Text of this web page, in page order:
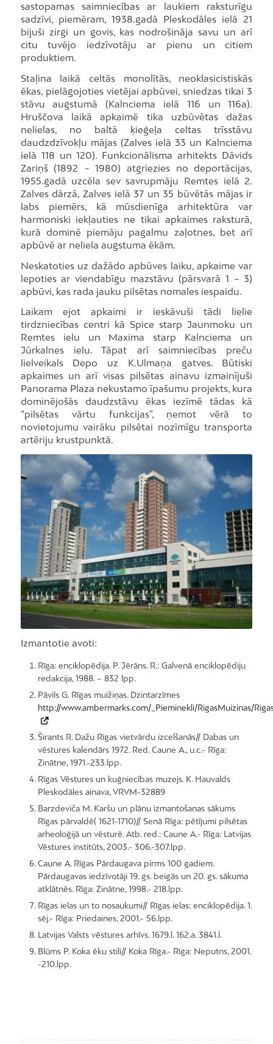
sastopamas saimniecības ar laukiem raksturīgu
sadzīvi, piemēram, 1938.gadā Pleskodāles ielā 21
bijuši zirgi un govis, kas nodrošināja savu un arī
citu tuvējo iedzīvotāju ar pienu un citiem
produktiem.
Staļina laikā celtās monolītās, neoklasicistiskās
ēkas, pielāgojoties vietējai apbūvei, sniedzas tikai 3
stāvu augstumā (Kalnciema ielā 116 un 116a).
Hruščova laikā apkaimē tika uzbūvētas dažas
nelielas, no baltā ķieģeļa celtas trīsstāvu
daudzdzīvokļu mājas (Zalves ielā 33 un Kalnciema
ielā 118 un 120). Funkcionālisma arhitekts Dāvids
Zariņš (1892 − 1980) atgriezies no deportācijas,
1955.gadā uzcēla sev savrupmāju Remtes ielā 2.
Zalves dārzā, Zalves ielā 37 un 35 būvētās mājas ir
labs piemērs, kā mūsdienīga arhitektūra var
harmoniski iekļauties ne tikai apkaimes raksturā,
kurā dominē piemāju pagalmu zaļotnes, bet arī
apbūvē ar neliela augstuma ēkām.
Neskatoties uz dažādo apbūves laiku, apkaime var
lepoties ar viendabīgu mazstāvu (pārsvarā 1 − 3)
apbūvi, kas rada jauku pilsētas nomales iespaidu.
Laikam ejot apkaimi ir ieskāvuši tādi lielie
tirdzniecības centri kā Spice starp Jaunmoku un
Remtes ielu un Maxima starp Kalnciema un
Jūrkalnes ielu. Tāpat arī saimniecības preču
lielveikals Depo uz K.Ulmaņa gatves. Būtiski
apkaimes un arī visas pilsētas ainavu izmainījuši
Panorama Plaza nekustamo īpašumu projekts, kura
dominējošās daudzstāvu ēkas iezīmē tādas kā
“pilsētas vārtu funkcijas”, ņemot vērā to
novietojumu vairāku pilsētai nozīmīgu transporta
artēriju krustpunktā.
Foto: City Real Estate
Izmantotie avoti:
Rīga: enciklopēdija. P. Jērāns. R.: Galvenā enciklopēdiju
redakcija, 1988. – 832 lpp.
Pāvils G. Rīgas muižiņas. Dzintarzīmes
http://www.ambermarks.com/_Pieminekli/RigasMuizinas/
Širants R. Dažu Rīgas vietvārdu izcelšanās// Dabas un
vēstures kalendārs 1972. Red. Caune A., u.c.- Rīga:
Zinātne, 1971.-233.lpp.
Rīgas Vēstures un kuģniecības muzejs. K. Hauvalds
Pleskodāles ainava, VRVM-32889
Barzdeviča M. Karšu un plānu izmantošanas sākums
Rīgas pārvaldē( 1621-1710)// Senā Rīga: pētījumi pilsētas
arheoloģijā un vēsturē. Atb. red.: Caune A.- Rīga: Latvijas
Vēstures institūts, 2003.- 306.-307.lpp.
Caune A. Rīgas Pārdaugava pirms 100 gadiem.
Pārdaugavas iedzīvotāji 19. gs. beigās un 20. gs. sākuma
atklātnēs. Rīga: Zinātne, 1998.- 218.lpp.
Rīgas ielas un to nosaukumi// Rīgas ielas: enciklopēdija. 1.
sēj.- Rīga: Priedaines, 2001.- 56.lpp.
Latvijas Valsts vēstures arhīvs. 1679.l. 162.a. 3841.l.
Blūms P. Koka ēku stili// Koka Rīga.- Rīga: Neputns, 2001.
-210.lpp.